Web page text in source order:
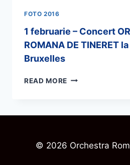
FOTO 2016
1 februarie – Concert
ROMANA DE TINERET
Bruxelles
READ MORE
© 2026 Orchestra